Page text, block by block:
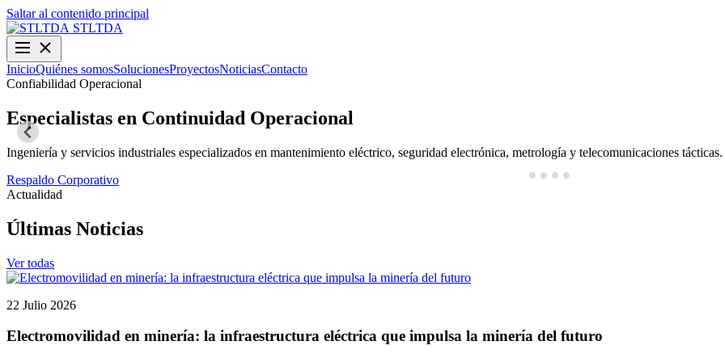
Saltar al contenido principal
STLTDA
InicioQuiénes somosSolucionesProyectosNoticiasContacto
Confiabilidad Operacional
Especialistas en Continuidad Operacional
Ingeniería y servicios industriales especializados en mantenimiento eléctrico, seguridad electrónica, metrología y telecomunicaciones tácticas.
Respaldo Corporativo
Actualidad
Últimas Noticias
Ver todas
22 Julio 2026
Electromovilidad en minería: la infraestructura eléctrica que impulsa la minería del futuro